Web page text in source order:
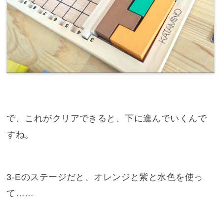
で、これがクリアできると、下に進んでいくんで
すね。
3-Eのステージだと、オレンジと紫と水色を使っ
て……